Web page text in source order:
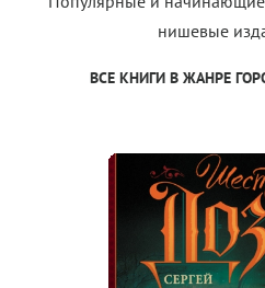
нишевые
ВСЕ КНИГИ В ЖАНРЕ